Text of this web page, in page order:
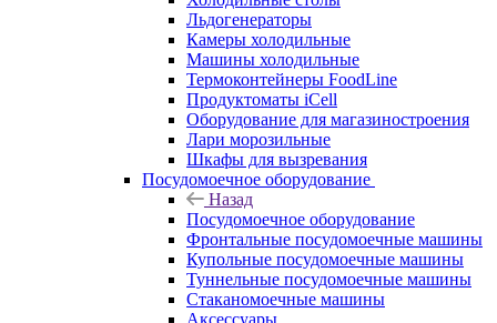
Льдогенераторы
Камеры холодильные
Машины холодильные
Термоконтейнеры FoodLine
Продуктоматы iCell
Оборудование для магазиностроения
Лари морозильные
Шкафы для вызревания
Посудомоечное оборудование
Назад
Посудомоечное оборудование
Фронтальные посудомоечные машины
Купольные посудомоечные машины
Туннельные посудомоечные машины
Стаканомоечные машины
Аксессуары